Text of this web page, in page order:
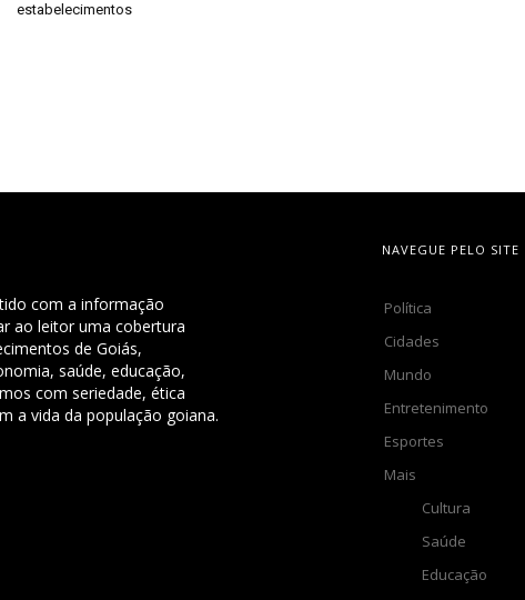
estabelecimentos
com a informação
ao leitor uma cobertura
de Goiás,
saúde, educação,
com seriedade, ética
a vida da população goiana.
NAVEGUE PELO SITE
Política
Cidades
Mundo
Entretenimento
Esportes
Mais
Cultura
Saúde
Educação